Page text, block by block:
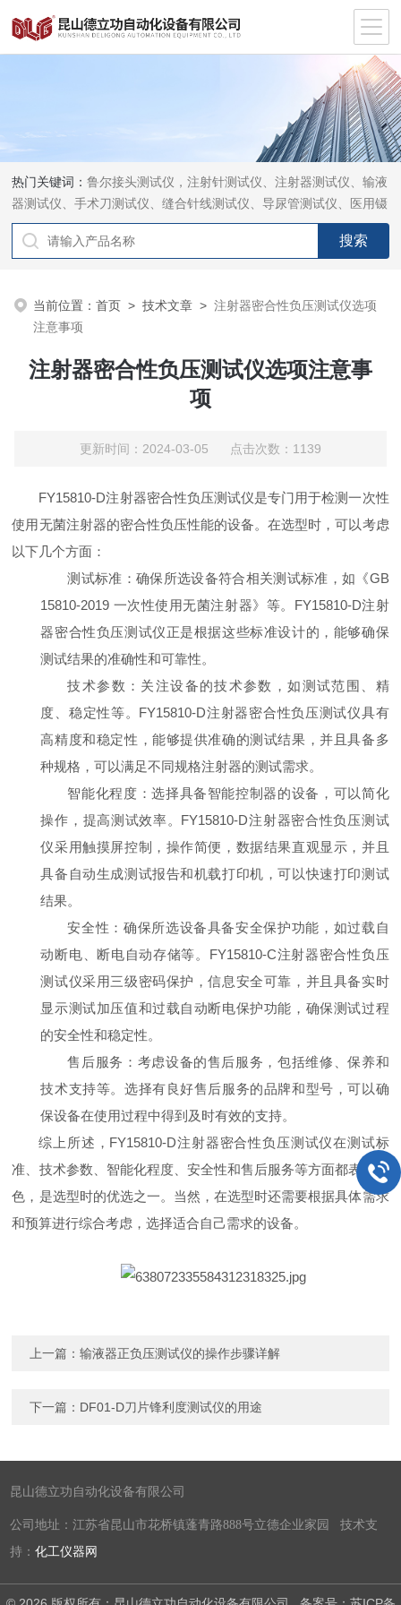
热门关键词：鲁尔接头测试仪，注射针测试仪、注射器测试仪、输液
器测试仪、手术刀测试仪、缝合针线测试仪、导尿管测试仪、医用镊
钳测试仪、导引管导丝测试仪、针灸针测试仪、留置针测试仪
当前位置：首页 >技术文章 >注射器密合性负压测试仪选项
注意事项
注射器密合性负压测试仪选项注意事
项
更新时间：2024-03-05 点击次数：1139
FY15810-D注射器密合性负压测试仪是专门用于检测一次性
使用无菌注射器的密合性负压性能的设备。在选型时，可以考虑
以下几个方面：
测试标准：确保所选设备符合相关测试标准，如《GB
15810-2019 一次性使用无菌注射器》等。FY15810-D注射
器密合性负压测试仪正是根据这些标准设计的，能够确保
测试结果的准确性和可靠性。
技术参数：关注设备的技术参数，如测试范围、精
度、稳定性等。FY15810-D注射器密合性负压测试仪具有
高精度和稳定性，能够提供准确的测试结果，并且具备多
种规格，可以满足不同规格注射器的测试需求。
智能化程度：选择具备智能控制器的设备，可以简化
操作，提高测试效率。FY15810-D注射器密合性负压测试
仪采用触摸屏控制，操作简便，数据结果直观显示，并且
具备自动生成测试报告和机载打印机，可以快速打印测试
结果。
安全性：确保所选设备具备安全保护功能，如过载自
动断电、断电自动存储等。FY15810-C注射器密合性负压
测试仪采用三级密码保护，信息安全可靠，并且具备实时
显示测试加压值和过载自动断电保护功能，确保测试过程
的安全性和稳定性。
售后服务：考虑设备的售后服务，包括维修、保养和
技术支持等。选择有良好售后服务的品牌和型号，可以确
保设备在使用过程中得到及时有效的支持。
综上所述，FY15810-D注射器密合性负压测试仪在测试标
准、技术参数、智能化程度、安全性和售后服务等方面都表现出
色，是选型时的优选之一。当然，在选型时还需要根据具体需求
和预算进行综合考虑，选择适合自己需求的设备。
上一篇：输液器正负压测试仪的操作步骤详解
下一篇： DF01-D刀片锋利度测试仪的用途
昆山德立功自动化设备有限公司
公司地址：江苏省昆山市花桥镇蓬青路888号立德企业家园 技术支
持：化工仪器网